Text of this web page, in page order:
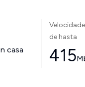
casa
de hasta
415